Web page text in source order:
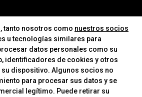
tanto nosotros como nuestros socios
u tecnologías similares para
datos personales como su
identificadores de cookies y otros
dispositivo. Algunos socios no
para procesar sus datos y se
legítimo. Puede retirar su